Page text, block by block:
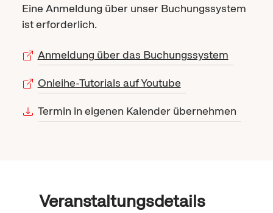
Eine Anmeldung über unser Buchungssystem
ist erforderlich.
Anmeldung über das Buchungssystem
Onleihe-Tutorials auf Youtube
Termin in eigenen Kalender übernehmen
Veranstaltungsdetails